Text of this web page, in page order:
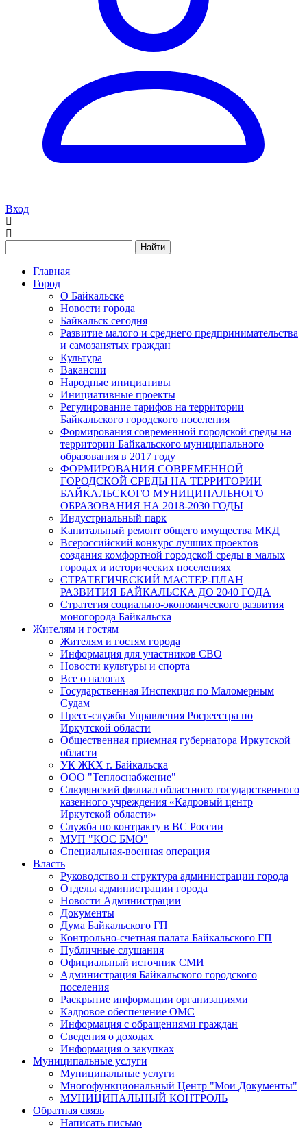
Вход
Найти
Главная
Город
О Байкальске
Новости города
Байкальск сегодня
Развитие малого и среднего предпринимательства
и самозанятых граждан
Культура
Вакансии
Народные инициативы
Инициативные проекты
Регулирование тарифов на территории
Байкальского городского поселения
Формирования современной городской среды на
территории Байкальского муниципального
образования в 2017 году
ФОРМИРОВАНИЯ СОВРЕМЕННОЙ
ГОРОДСКОЙ СРЕДЫ НА ТЕРРИТОРИИ
БАЙКАЛЬСКОГО МУНИЦИПАЛЬНОГО
ОБРАЗОВАНИЯ НА 2018-2030 ГОДЫ
Индустриальный парк
Капитальный ремонт общего имущества МКД
Всероссийский конкурс лучших проектов
создания комфортной городской среды в малых
городах и исторических поселениях
СТРАТЕГИЧЕСКИЙ МАСТЕР-ПЛАН
РАЗВИТИЯ БАЙКАЛЬСКА ДО 2040 ГОДА
Стратегия социально-экономического развития
моногорода Байкальска
Жителям и гостям
Жителям и гостям города
Информация для участников СВО
Новости культуры и спорта
Все о налогах
Государственная Инспекция по Маломерным
Судам
Пресс-служба Управления Росреестра по
Иркутской области
Общественная приемная губернатора Иркутской
области
УК ЖКХ г. Байкальска
ООО "Теплоснабжение"
Слюдянский филиал областного государственного
казенного учреждения «Кадровый центр
Иркутской области»
Служба по контракту в ВС России
МУП "КОС БМО"
Специальная-военная операция
Власть
Руководство и структура администрации города
Отделы администрации города
Новости Администрации
Документы
Дума Байкальского ГП
Контрольно-счетная палата Байкальского ГП
Публичные слушания
Официальный источник СМИ
Администрация Байкальского городского
поселения
Раскрытие информации организациями
Кадровое обеспечение ОМС
Информация с обращениями граждан
Сведения о доходах
Информация о закупках
Муниципальные услуги
Муниципальные услуги
Многофункциональный Центр "Мои Документы"
МУНИЦИПАЛЬНЫЙ КОНТРОЛЬ
Обратная связь
Написать письмо